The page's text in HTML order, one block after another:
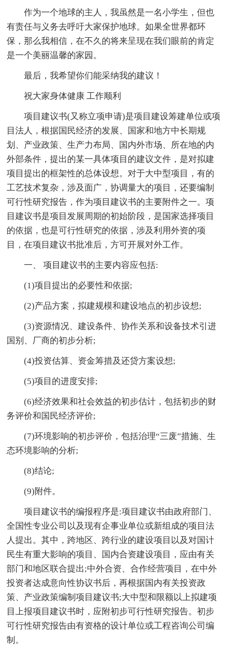
作为一个地球的主人，我虽然是一名小学生，但也
有责任与义务去呼吁大家保护地球。如果全世界都环
保，那么我相信，在不久的将来呈现在我们眼前的肯定
是一个美丽温馨的家园。
最后，我希望你们能采纳我的建议！
祝大家身体健康 工作顺利
项目建议书(又称立项申请)是项目建设筹建单位或项
目法人，根据国民经济的发展、国家和地方中长期规
划、产业政策、生产力布局、国内外市场、所在地的内
外部条件，提出的某一具体项目的建议文件，是对拟建
项目提出的框架性的总体设想。对于大中型项目，有的
工艺技术复杂，涉及面广，协调量大的项目，还要编制
可行性研究报告，作为项目建议书的主要附件之一。项
目建议书是项目发展周期的初始阶段，是国家选择项目
的依据，也是可行性研究的依据，涉及利用外资的项
目，在项目建议书批准后，方可开展对外工作。
一、 项目建议书的主要内容应包括:
(1)项目提出的必要性和依据;
(2)产品方案，拟建规模和建设地点的初步设想;
(3)资源情况、建设条件、协作关系和设备技术引进
国别、厂商的初步分析;
(4)投资估算、资金筹措及还贷方案设想;
(5)项目的进度安排;
(6)经济效果和社会效益的初步估计，包括初步的财
务评价和国民经济评价;
(7)环境影响的初步评价，包括治理“三废”措施、生
态环境影响的分析;
(8)结论;
(9)附件。
项目建议书的编报程序是:项目建议书由政府部门、
全国性专业公司以及现有企事业单位或新组成的项目法
人提出。其中，跨地区、跨行业的建设项目以及对国计
民生有重大影响的项目、国内合资建设项目，应由有关
部门和地区联合提出;中外合资、合作经营项目，在中外
投资者达成意向性协议书后，再根据国内有关投资政
策、产业政策编制项目建议书;大中型和限额以上拟建项
目上报项目建议书时，应附初步可行性研究报告。初步
可行性研究报告由有资格的设计单位或工程咨询公司编
制。